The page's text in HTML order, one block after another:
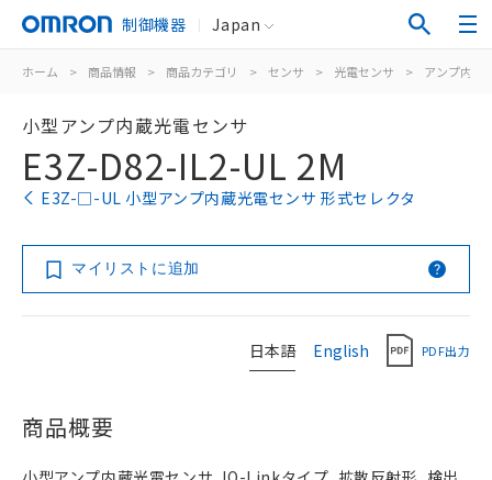
制御機器 Japan
ホーム > 商品情報 > 商品カテゴリ > センサ > 光電センサ > アンプ内蔵
小型アンプ内蔵光電センサ
E3Z-D82-IL2-UL 2M
E3Z-□-UL 小型アンプ内蔵光電センサ 形式セレクタ
マイリストに追加
日本語 English PDF出力
商品概要